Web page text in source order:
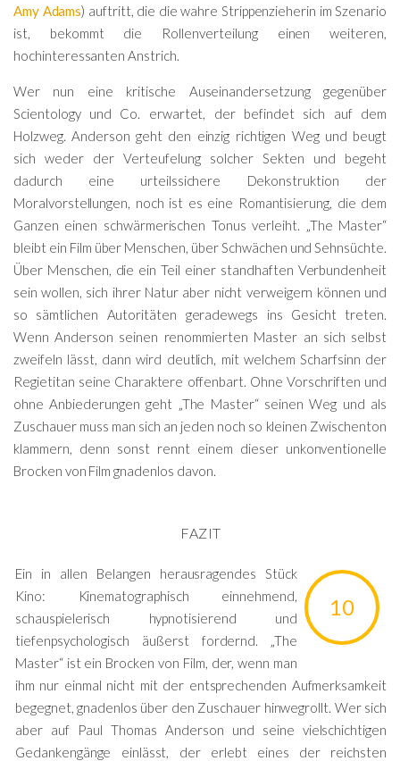
Amy Adams) auftritt, die die wahre Strippenzieherin im Szenario
ist, bekommt die Rollenverteilung einen weiteren,
hochinteressanten Anstrich.
Wer nun eine kritische Auseinandersetzung gegenüber
Scientology und Co. erwartet, der befindet sich auf dem
Holzweg. Anderson geht den einzig richtigen Weg und beugt
sich weder der Verteufelung solcher Sekten und begeht
dadurch eine urteilssichere Dekonstruktion der
Moralvorstellungen, noch ist es eine Romantisierung, die dem
Ganzen einen schwärmerischen Tonus verleiht. „The Master“
bleibt ein Film über Menschen, über Schwächen und Sehnsüchte.
Über Menschen, die ein Teil einer standhaften Verbundenheit
sein wollen, sich ihrer Natur aber nicht verweigern können und
so sämtlichen Autoritäten geradewegs ins Gesicht treten.
Wenn Anderson seinen renommierten Master an sich selbst
zweifeln lässt, dann wird deutlich, mit welchem Scharfsinn der
Regietitan seine Charaktere offenbart. Ohne Vorschriften und
ohne Anbiederungen geht „The Master“ seinen Weg und als
Zuschauer muss man sich an jeden noch so kleinen Zwischenton
klammern, denn sonst rennt einem dieser unkonventionelle
Brocken von Film gnadenlos davon.
FAZIT
10
Ein in allen Belangen herausragendes Stück
Kino: Kinematographisch einnehmend,
schauspielerisch hypnotisierend und
tiefenpsychologisch äußerst fordernd. „The
Master“ ist ein Brocken von Film, der, wenn man
ihm nur einmal nicht mit der entsprechenden Aufmerksamkeit
begegnet, gnadenlos über den Zuschauer hinwegrollt. Wer sich
aber auf Paul Thomas Anderson und seine vielschichtigen
Gedankengänge einlässt, der erlebt eines der reichsten